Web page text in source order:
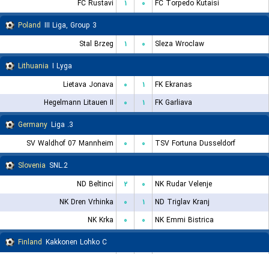
FC Rustavi ۱ ۰
FC Torpedo Kutaisi
Poland III Liga, Group 3
Stal Brzeg
۱ ۰
Sleza Wroclaw
Lithuania I Lyga
Lietava Jonava
۰ ۱
FK Ekranas
Hegelmann Litauen II
۰ ۱
FK Garliava
Germany
3. Liga
SV Waldhof 07 Mannheim
۰ ۰
TSV Fortuna Dusseldorf
Slovenia
2.SNL
ND Beltinci
۲ ۰
NK Rudar Velenje
NK Dren Vrhinka
۰ ۱
ND Triglav Kranj
NK Krka
۰ ۰
NK Emmi Bistrica
Finland Kakkonen Lohko C